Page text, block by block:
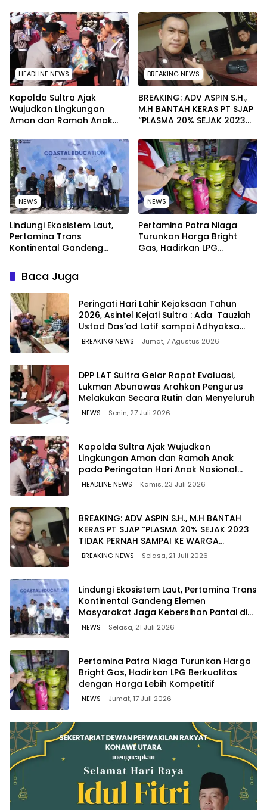
sampai Adhyaksa Run
Secara Rutin dan
Menyeluruh
HEADLINE NEWS
Kapolda Sultra Ajak
Wujudkan Lingkungan
Aman dan Ramah Anak
Nasional 2026
BREAKING NEWS
BREAKING: ADV ASPIN S.H.,
M.H BANTAH KERAS PT SJAP
“PLASMA 20% SEJAK 2023
WARGA WAWOONE!
NEWS
Lindungi Ekosistem Laut,
Pertamina Trans
Kontinental Gandeng
Kebersihan Pantai di
Bitung, Sulawesi
NEWS
Pertamina Patra Niaga
Turunkan Harga Bright
Gas, Hadirkan LPG
Baca Juga
Peringati Hari Lahir Kejaksaan Tahun
2026, Asintel Kejati Sultra : Ada Tauziah
Ustad Das’ad Latif sampai Adhyaksa
Run
BREAKING NEWS Jumat, 7 Agustus 2026
‎DPP LAT Sultra Gelar Rapat Evaluasi,
Lukman Abunawas Arahkan Pengurus
Melakukan Secara Rutin dan Menyeluruh
NEWS Senin, 27 Juli 2026
Kapolda Sultra Ajak Wujudkan
Lingkungan Aman dan Ramah Anak
pada Peringatan Hari Anak Nasional
2026
HEADLINE NEWS Kamis, 23 Juli 2026
BREAKING: ADV ASPIN S.H., M.H BANTAH
KERAS PT SJAP “PLASMA 20% SEJAK 2023
TIDAK PERNAH SAMPAI KE WARGA
WAWOONE!
BREAKING NEWS Selasa, 21 Juli 2026
Lindungi Ekosistem Laut, Pertamina Trans
Kontinental Gandeng Elemen
Masyarakat Jaga Kebersihan Pantai di
Bitung, Sulawesi
NEWS Selasa, 21 Juli 2026
Pertamina Patra Niaga Turunkan Harga
Bright Gas, Hadirkan LPG Berkualitas
dengan Harga Lebih Kompetitif
NEWS Jumat, 17 Juli 2026